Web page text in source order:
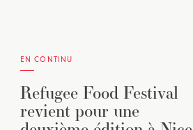
EN CONTINU
Refugee Food Festival
revient pour une